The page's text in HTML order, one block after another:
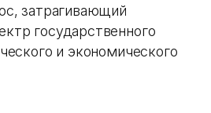
затрагивающий
государственного
и экономического